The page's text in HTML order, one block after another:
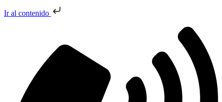
Ir al contenido